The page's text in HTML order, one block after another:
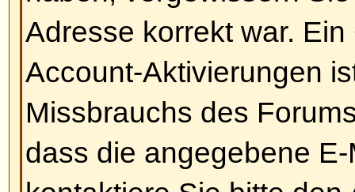
registriertes Mitglied sind. Falls
registriert sind, wäre dies
dazu.
Nach oben
Ich habe die Zeitzone
immer noch falsch!